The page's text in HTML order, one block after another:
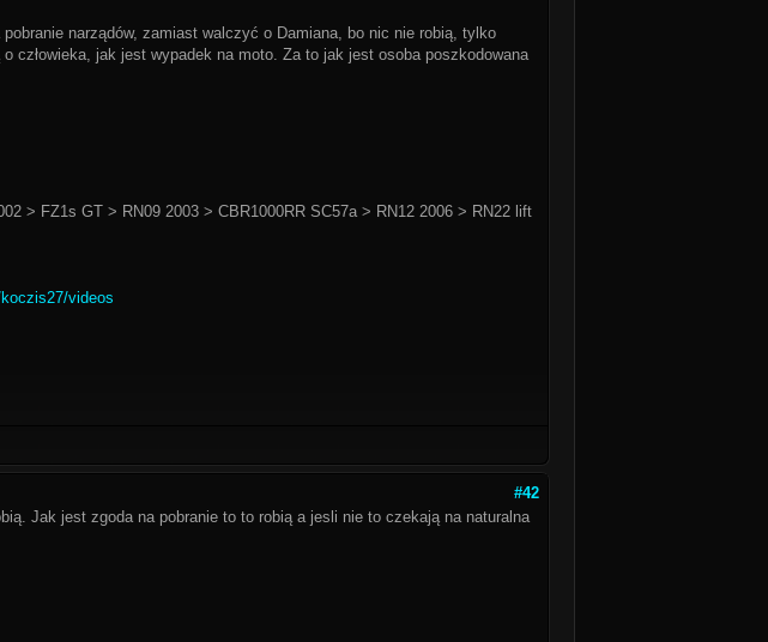
narządów, zamiast walczyć o Damiana, bo nic nie robią, tylko
człowieka, jak jest wypadek na moto. Za to jak jest osoba poszkodowana
> FZ1s GT > RN09 2003 > CBR1000RR SC57a > RN12 2006 > RN22 lift
videos
#42
Jak jest zgoda na pobranie to to robią a jesli nie to czekają na naturalna